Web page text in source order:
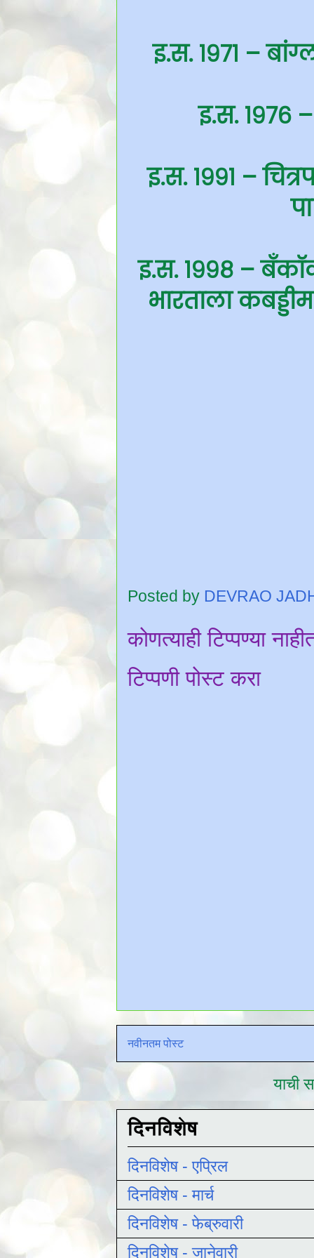
इ.स. १९७१ –
इ.स. १९७६
इ.स. १९९१ –
इ.स. १९९८ –
भारताला
Posted by DEVRAO
कोणत्याही टिप्पण्‍या
टिप्पणी पोस्ट करा
नवीनतम पोस्ट
याची
दिनविशेष
दिनविशेष - एप्रिल
दिनविशेष - मार्च
दिनविशेष - फेब्रुवारी
दिनविशेष - जानेवारी